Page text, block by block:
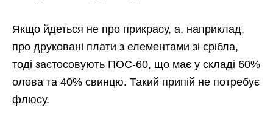
Якщо йдеться не про прикрасу, а, наприклад,
про друковані плати з елементами зі срібла,
тоді застосовують ПОС-60, що має у складі 60%
олова та 40% свинцю. Такий припій не потребує
флюсу.